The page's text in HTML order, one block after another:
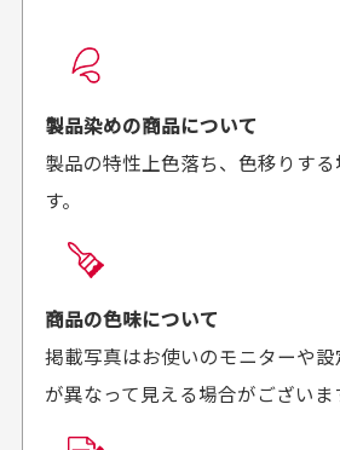
良かった！
がとうございます。丁寧
に梱包されていて、商品
の状態も良好でした。気
があればよろしくお願い
来ま
お届け希望日時をご指定頂けます。
ご注文時にご指定下さい。
商品の受け渡しは、ゆうパックで
頂いております。
商品購入からどれくらいで発
か？
製品染めの商品について
製品の特性上色落ち、色移りす
す。
商品の色味について
掲載写真はお使いのモニターや
が異なって見える場合がございま